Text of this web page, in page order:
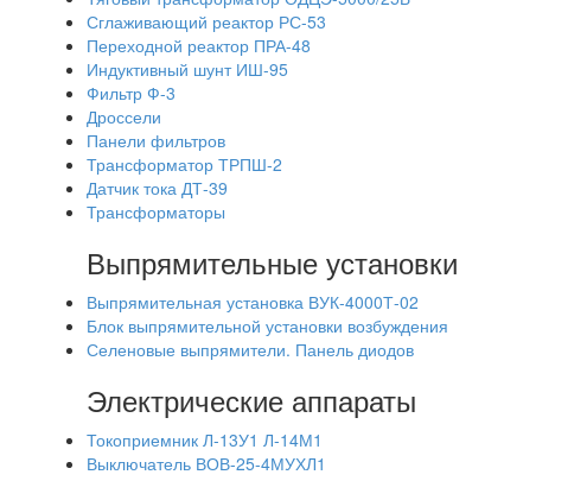
Сглаживающий реактор РС-53
Переходной реактор ПРА-48
Индуктивный шунт ИШ-95
Фильтр Ф-3
Дроссели
Панели фильтров
Трансформатор ТРПШ-2
Датчик тока ДТ-39
Трансформаторы
Выпрямительные установки
Выпрямительная установка ВУК-4000Т-02
Блок выпрямительной установки возбуждения
Селеновые выпрямители. Панель диодов
Электрические аппараты
Токоприемник Л-13У1 Л-14М1
Выключатель ВОВ-25-4МУХЛ1